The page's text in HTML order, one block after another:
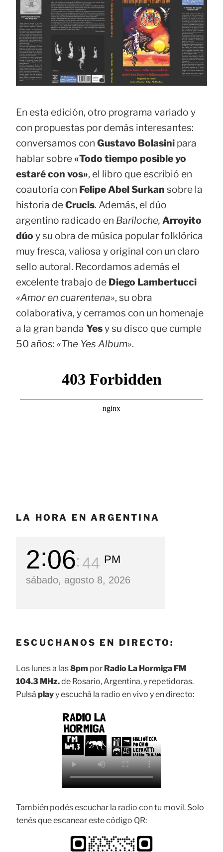
En esta edición, otro programa variado y
con propuestas por demás interesantes:
conversamos con Gustavo Bolasini para
hablar sobre «Todo tiempo posible yo
estaré con vos», el libro que escribió en
coautoría con Felipe Abel Surkan sobre la
historia deCrucis. Además, el dúo
argentino radicado en Bariloche, Arroyito
dúo y su obra de música popular folklórica
muy fresca, valiosa y original con un claro
sello autoral. Recordamos además el
excelente trabajo de Diego Lambertucci
«Amor en cuarentena», su obra
colaborativa, y cerramos con un homenaje
a la gran banda Yesy su disco que cumple
50 años: «The Yes Album».
LA HORA EN ARGENTINA
2 06 46 PM
sábado, agosto 8, 2026
ESCUCHANOS EN DIRECTO:
Los lunes a las8pm por Radio La Hormiga FM
104.3 MHz.de Rosario, Argentina, y repetidoras.
Pulsá playy escuchá la radio en vivo y en directo:
También podés escuchar la radio con tu movil. Solo
tenés que escanear este código QR: